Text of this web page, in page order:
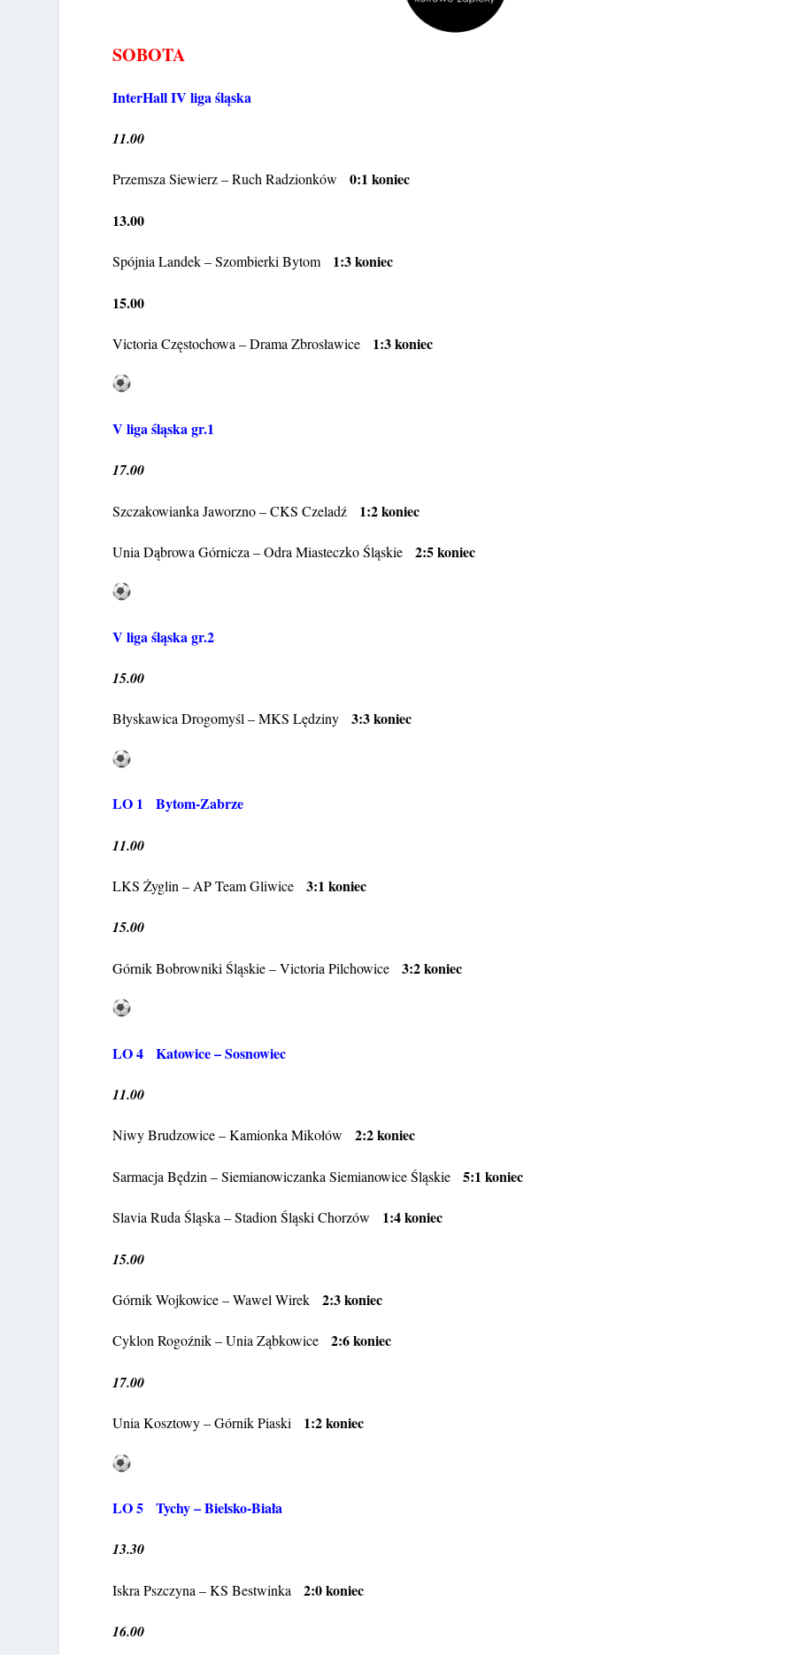
SOBOTA
InterHall IV liga śląska
11.00
Przemsza Siewierz – Ruch Radzionków0:1 koniec
13.00
Spójnia Landek – Szombierki Bytom 1:3 koniec
15.00
Victoria Częstochowa – Drama Zbrosławice 1:3 koniec
V liga śląska gr.1
17.00
Szczakowianka Jaworzno – CKS Czeladź 1:2 koniec
Unia Dąbrowa Górnicza – Odra Miasteczko Śląskie2:5 koniec
V liga śląska gr.2
15.00
Błyskawica Drogomyśl – MKS Lędziny3:3 koniec
LO 1 Bytom-Zabrze
11.00
LKS Żyglin – AP Team Gliwice3:1 koniec
15.00
Górnik Bobrowniki Śląskie – Victoria Pilchowice3:2 koniec
LO 4 Katowice – Sosnowiec
11.00
Niwy Brudzowice – Kamionka Mikołów2:2 koniec
Sarmacja Będzin – Siemianowiczanka Siemianowice Śląskie5:1 koniec
Slavia Ruda Śląska – Stadion Śląski Chorzów 1:4 koniec
15.00
Górnik Wojkowice – Wawel Wirek2:3 koniec
Cyklon Rogoźnik – Unia Ząbkowice2:6 koniec
17.00
Unia Kosztowy – Górnik Piaski 1:2 koniec
LO 5 Tychy – Bielsko-Biała
13.30
Iskra Pszczyna – KS Bestwinka2:0 koniec
16.00